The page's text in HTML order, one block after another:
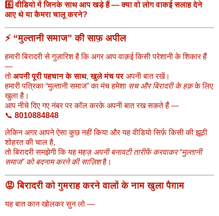
6️⃣ वीडियो में जिनके साथ आप खड़े हैं — क्या वो लोग वाकई सलाह देने
आए थे या कैमरा चालू करने?
⚡ “मुल्तानी समाज” की साफ़ अपील
हमारी बिरादरी से गुज़ारिश है कि अगर आप वाक़ई किसी परेशानी के शिकार हैं
—
तो अपनी पूरी पहचान के साथ,खुले मंच पर अपनी बात रखें।
हमारी पत्रिका “मुल्तानी समाज” का मंच हमेशा सच और बिरादरी के हक़के लिए
खुला है।
आप नीचे दिए गए नंबर पर कॉल करके अपनी बात रख सकते हैं —
📞 8010884848
लेकिन अगर आपने ऐसा कुछ नहीं किया और यह वीडियो सिर्फ़ किसी की झूठी
शोहरत की चाल है,
तो बिरादरी समझेगी कि यह महज़ अपनी बनावटी तारीफें करवाकर “मुल्तानी
समाज” को बदनाम करने की साज़िशहै।
😡 बिरादरी को गुमराह करने वालों के नाम खुला पैग़ाम
यह बात कान खोलकर सुन लो —